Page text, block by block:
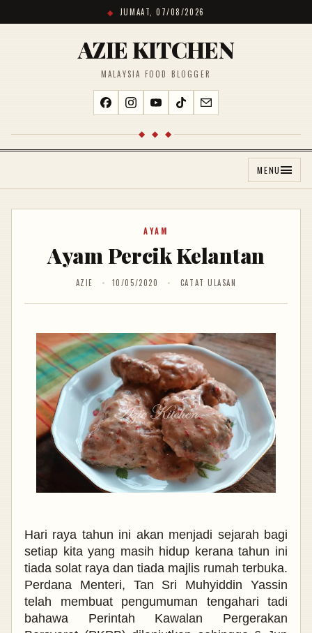
JUMAAT, 07/08/2026
AZIE KITCHEN
MALAYSIA FOOD BLOGGER
◆ ◆ ◆
MENU
AYAM
Ayam Percik Kelantan
AZIE 10/05/2020 CATAT ULASAN
Hari raya tahun ini akan menjadi sejarah bagi
setiap kita yang masih hidup kerana tahun ini
tiada solat raya dan tiada majlis rumah terbuka.
Perdana Menteri, Tan Sri Muhyiddin Yassin
telah membuat pengumuman tengahari tadi
bahawa Perintah Kawalan Pergerakan